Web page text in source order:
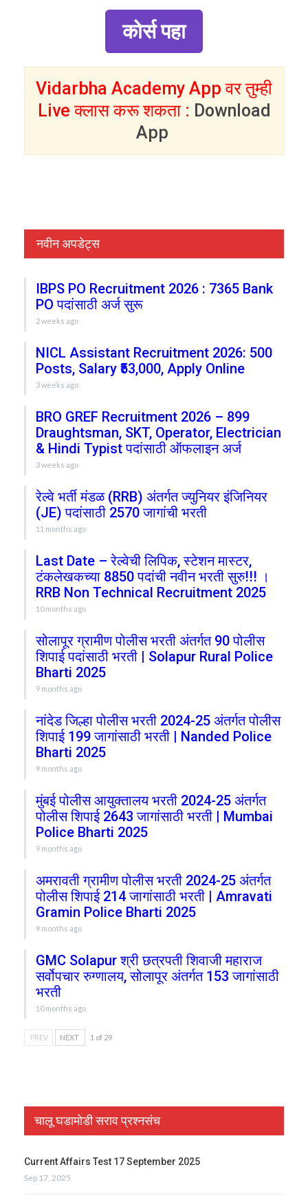
कोर्स पहा
Vidarbha Academy App वर तुम्ही
Live क्लास करू शकता : Download
App
नवीन अपडेट्स
IBPS PO Recruitment 2026 : 7365 Bank
PO पदांसाठी अर्ज सुरू
2 weeks ago
NICL Assistant Recruitment 2026: 500
Posts, Salary ₹53,000, Apply Online
3 weeks ago
BRO GREF Recruitment 2026 – 899
Draughtsman, SKT, Operator, Electrician
& Hindi Typist पदांसाठी ऑफलाइन अर्ज
3 weeks ago
रेल्वे भर्ती मंडळ (RRB) अंतर्गत ज्युनियर इंजिनियर
(JE) पदांसाठी 2570 जागांची भरती
11 months ago
Last Date – रेल्वेची लिपिक, स्टेशन मास्टर,
टंकलेखकच्या 8850 पदांची नवीन भरती सुरु!!! ।
RRB Non Technical Recruitment 2025
10 months ago
सोलापूर ग्रामीण पोलीस भरती अंतर्गत 90 पोलीस
शिपाई पदांसाठी भरती | Solapur Rural Police
Bharti 2025
9 months ago
नांदेड जिल्हा पोलीस भरती 2024-25 अंतर्गत पोलीस
शिपाई 199 जागांसाठी भरती | Nanded Police
Bharti 2025
9 months ago
मुंबई पोलीस आयुक्तालय भरती 2024-25 अंतर्गत
पोलीस शिपाई 2643 जागांसाठी भरती | Mumbai
Police Bharti 2025
9 months ago
अमरावती ग्रामीण पोलीस भरती 2024-25 अंतर्गत
पोलीस शिपाई 214 जागांसाठी भरती | Amravati
Gramin Police Bharti 2025
9 months ago
GMC Solapur श्री छत्रपती शिवाजी महाराज
सर्वोपचार रुग्णालय, सोलापूर अंतर्गत 153 जागांसाठी
भरती
10 months ago
PREV NEXT 1 of 29
चालू घडामोडी सराव प्रश्नसंच
Current Affairs Test 17 September 2025
Sep 17, 2025